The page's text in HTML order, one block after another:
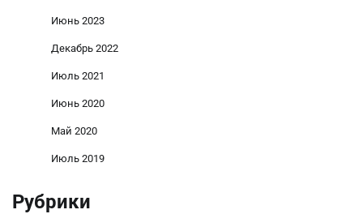
Июнь 2023
Декабрь 2022
Июль 2021
Июнь 2020
Май 2020
Июль 2019
Рубрики